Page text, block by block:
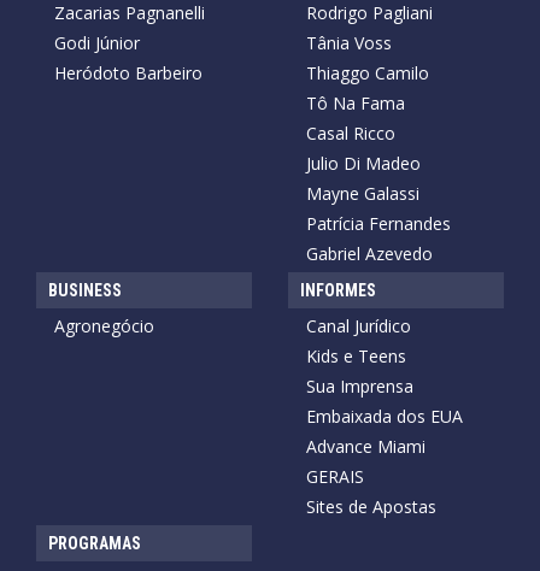
Zacarias Pagnanelli
Godi Júnior
Heródoto Barbeiro
Rodrigo Pagliani
Tânia Voss
Thiaggo Camilo
Tô Na Fama
Casal Ricco
Julio Di Madeo
Mayne Galassi
Patrícia Fernandes
Gabriel Azevedo
BUSINESS
Agronegócio
INFORMES
Canal Jurídico
Kids e Teens
Sua Imprensa
Embaixada dos EUA
Advance Miami
GERAIS
Sites de Apostas
PROGRAMAS